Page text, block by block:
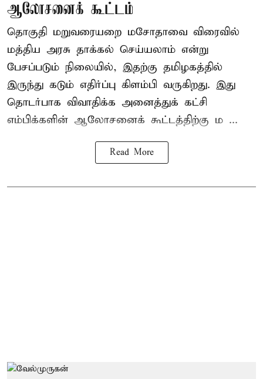
ஆலோசனைக் கூட்டம்
தொகுதி மறுவரையறை மசோதாவை விரைவில்
மத்திய அரசு தாக்கல் செய்யலாம் என்று
பேசப்படும் நிலையில், இதற்கு தமிழகத்தில்
இருந்து கடும் எதிர்ப்பு கிளம்பி வருகிறது. இது
தொடர்பாக விவாதிக்க அனைத்துக் கட்சி
எம்பிக்களின் ஆலோசனைக் கூட்டத்திற்கு ம ...
Read More